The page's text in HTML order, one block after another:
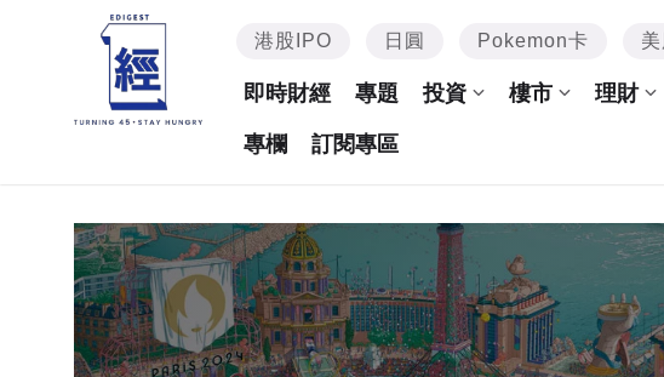
港股IPO 日圓 Pokemon卡
即時財經 專題 投資 樓市 理財
專欄 訂閱專區